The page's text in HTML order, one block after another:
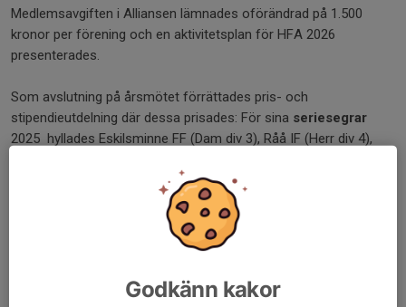
Medlemsavgiften i Alliansen lämnades oförändrad på 1.500
kronor per förening och en aktivitetsplan för HFA 2026
presenterades.
Som avslutning på årsmötet förrättades pris- och
stipendieutdelning där dessa prisades: För sina seriesegrar
2025 hyllades Eskilsminne FF (Dam div 3), Råå IF (Herr div 4),
tilldelades Mikael Zetterman, Hittarps IK
gick till Lucas Landgren Persson och Ida
Årets unga ungdomsledare/tränaretilldelades Adian
Godkänn kakor